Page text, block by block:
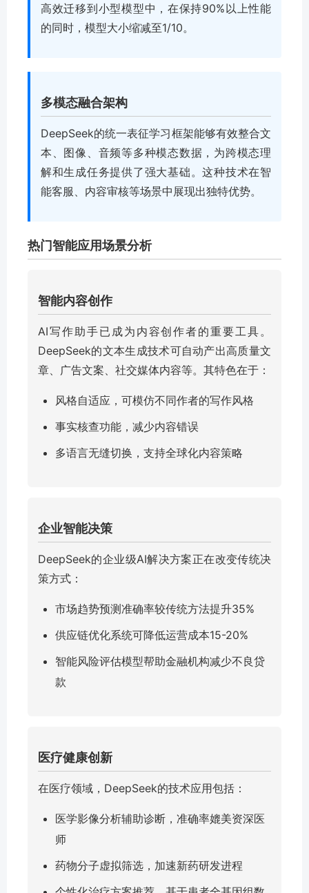
高效迁移到小型模型中，在保持90%以上性能
的同时，模型大小缩减至1/10。
多模态融合架构
DeepSeek的统一表征学习框架能够有效整合文
本、图像、音频等多种模态数据，为跨模态理
解和生成任务提供了强大基础。这种技术在智
能客服、内容审核等场景中展现出独特优势。
热门智能应用场景分析
智能内容创作
AI写作助手已成为内容创作者的重要工具。
DeepSeek的文本生成技术可自动产出高质量文
章、广告文案、社交媒体内容等。其特色在于：
风格自适应，可模仿不同作者的写作风格
事实核查功能，减少内容错误
多语言无缝切换，支持全球化内容策略
企业智能决策
DeepSeek的企业级AI解决方案正在改变传统决
策方式：
市场趋势预测准确率较传统方法提升35%
供应链优化系统可降低运营成本15-20%
智能风险评估模型帮助金融机构减少不良贷
款
医疗健康创新
在医疗领域，DeepSeek的技术应用包括：
医学影像分析辅助诊断，准确率媲美资深医
师
药物分子虚拟筛选，加速新药研发进程